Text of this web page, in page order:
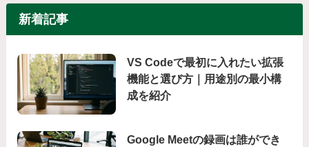
新着記事
VS Codeで最初に入れたい拡張
機能と選び方｜用途別の最小構
成を紹介
Google Meetの録画は誰ができ